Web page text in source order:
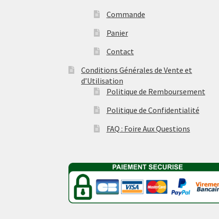
Commande
Panier
Contact
Conditions Générales de Vente et
d’Utilisation
Politique de Remboursement
Politique de Confidentialité
FAQ : Foire Aux Questions